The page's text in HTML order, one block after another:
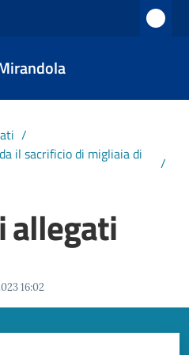
/
il sacrificio di migliaia di
/
allegati
16:02